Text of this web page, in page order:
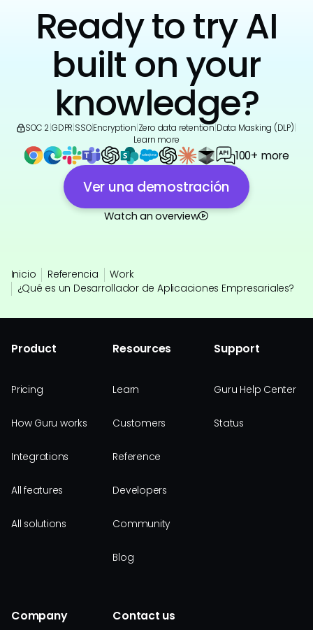
Ready to try AI
built on your
knowledge?
SOC 2|GDPR|SSO|Encryption|Zero data retention|Data Masking (DLP)|
Learn more
100+ more
Ver una demostración
Watch an overview
Inicio Referencia
Work
¿Qué es un Desarrollador de Aplicaciones Empresariales?
Product
Pricing
How Guru works
Integrations
All features
All solutions
Resources
Learn
Customers
Reference
Developers
Community
Blog
Support
Guru Help Center
Status
Company Contact us